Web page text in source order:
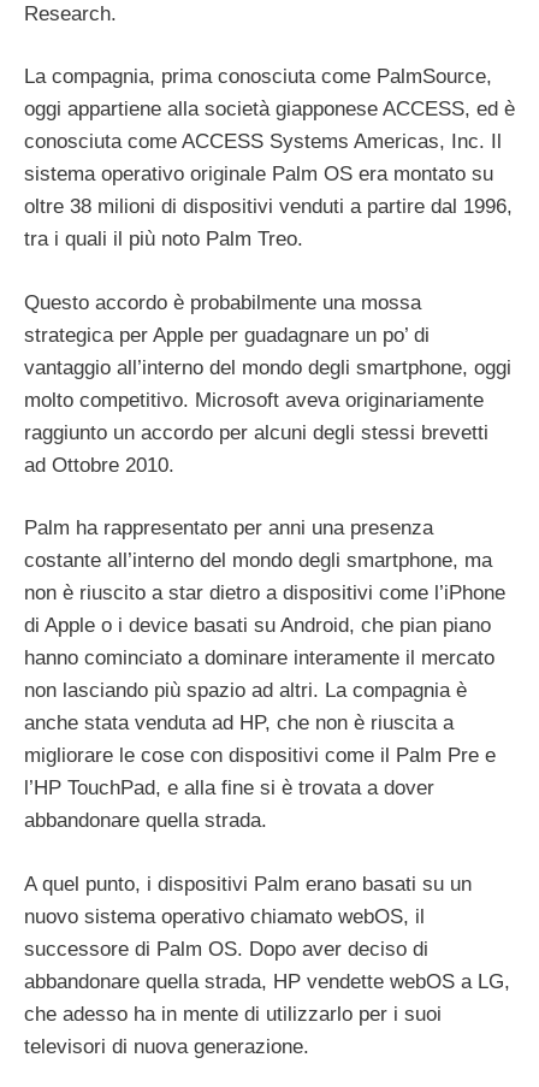
Research.
La compagnia, prima conosciuta come PalmSource,
oggi appartiene alla società giapponese ACCESS, ed è
conosciuta come ACCESS Systems Americas, Inc. Il
sistema operativo originale Palm OS era montato su
oltre 38 milioni di dispositivi venduti a partire dal 1996,
tra i quali il più noto Palm Treo.
Questo accordo è probabilmente una mossa
strategica per Apple per guadagnare un po’ di
vantaggio all’interno del mondo degli smartphone, oggi
molto competitivo. Microsoft aveva originariamente
raggiunto un accordo per alcuni degli stessi brevetti
ad Ottobre 2010.
Palm ha rappresentato per anni una presenza
costante all’interno del mondo degli smartphone, ma
non è riuscito a star dietro a dispositivi come l’iPhone
di Apple o i device basati su Android, che pian piano
hanno cominciato a dominare interamente il mercato
non lasciando più spazio ad altri. La compagnia è
anche stata venduta ad HP, che non è riuscita a
migliorare le cose con dispositivi come il Palm Pre e
l’HP TouchPad, e alla fine si è trovata a dover
abbandonare quella strada.
A quel punto, i dispositivi Palm erano basati su un
nuovo sistema operativo chiamato webOS, il
successore di Palm OS. Dopo aver deciso di
abbandonare quella strada, HP vendette webOS a LG,
che adesso ha in mente di utilizzarlo per i suoi
televisori di nuova generazione.